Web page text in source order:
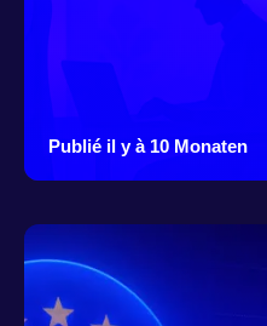
Publié il y à 10 Monaten